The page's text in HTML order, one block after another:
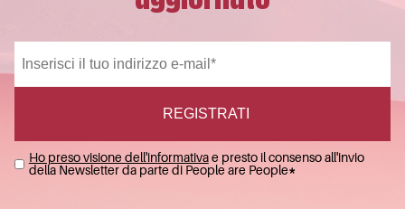
Ho preso visione dell'informativae presto il consenso all'invio
della Newsletter da parte di People are People*